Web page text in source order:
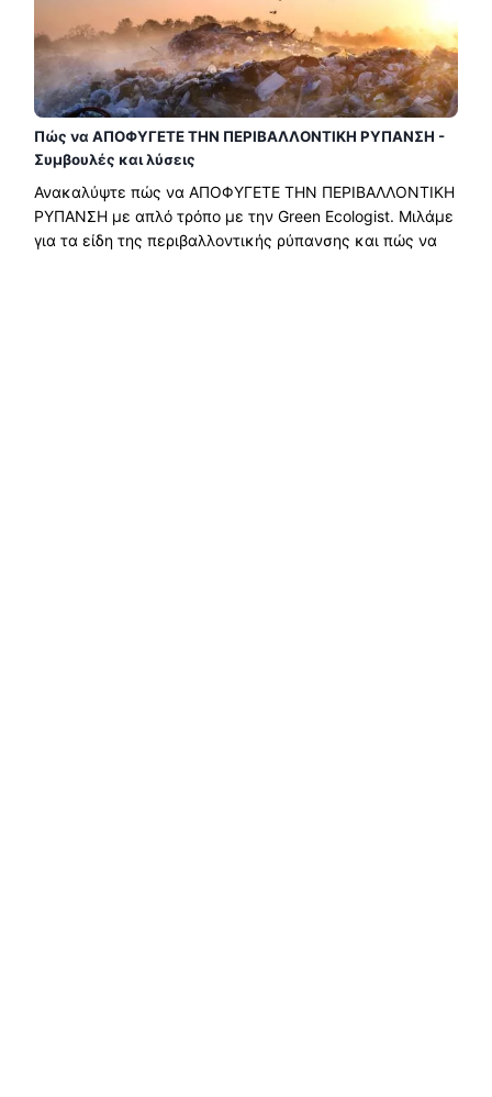
Πώς να ΑΠΟΦΥΓΕΤΕ ΤΗΝ ΠΕΡΙΒΑΛΛΟΝΤΙΚΗ ΡΥΠΑΝΣΗ -
Συμβουλές και λύσεις
Ανακαλύψτε πώς να ΑΠΟΦΥΓΕΤΕ ΤΗΝ ΠΕΡΙΒΑΛΛΟΝΤΙΚΗ
ΡΥΠΑΝΣΗ με απλό τρόπο με την Green Ecologist. Μιλάμε
για τα είδη της περιβαλλοντικής ρύπανσης και πώς να